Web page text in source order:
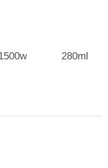
280ml